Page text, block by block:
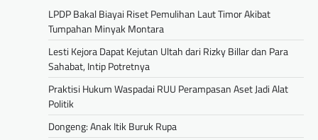
LPDP Bakal Biayai Riset Pemulihan Laut Timor Akibat
Tumpahan Minyak Montara
Lesti Kejora Dapat Kejutan Ultah dari Rizky Billar dan Para
Sahabat, Intip Potretnya
Praktisi Hukum Waspadai RUU Perampasan Aset Jadi Alat
Politik
Dongeng: Anak Itik Buruk Rupa